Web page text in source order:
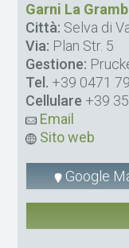
Garni La
Città: Selva di
Via: Plan Str. 5
Gestione:
Tel. +39 0471
Cellulare +39
Email
Sito web
Google